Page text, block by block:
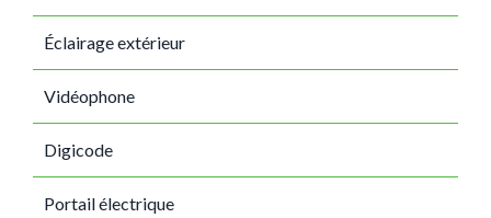
Éclairage extérieur
Vidéophone
Digicode
Portail électrique